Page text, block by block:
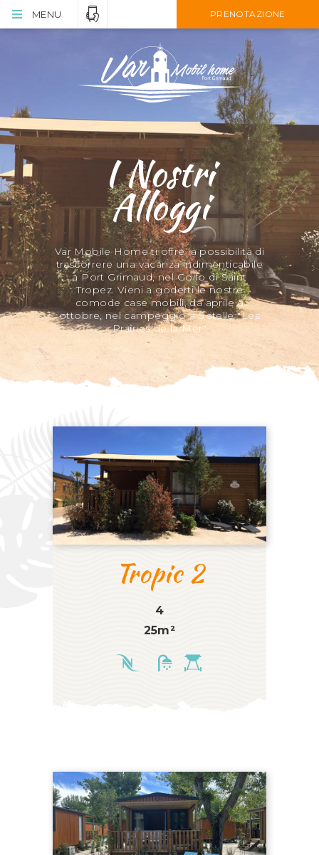
MENU PRENOTAZIONE
I Nostri
Alloggi
Var Mobile Home ti offre la possibilità di
trascorrere una vacanza indimenticabile
a Port Grimaud, nel Golfo di Saint
Tropez. Vieni a goderti le nostre
comode case mobili, da aprile a
ottobre, nel campeggio a 5 stelle "Les
Prairies de la Mer"
Tropic 2
4
25m²